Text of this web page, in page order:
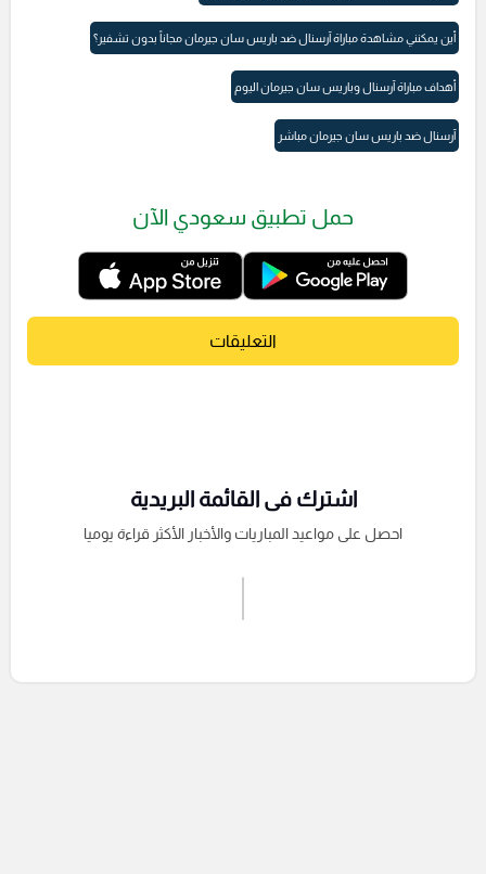
أين يمكنني مشاهدة مباراة آرسنال ضد باريس سان جيرمان مجاناً بدون تشفير؟
أهداف مباراة آرسنال وباريس سان جيرمان اليوم
آرسنال ضد باريس سان جيرمان مباشر
حمل تطبيق سعودي الآن
التعليقات
اشترك فى القائمة البريدية
احصل على مواعيد المباريات والأخبار الأكثر قراءة يوميا